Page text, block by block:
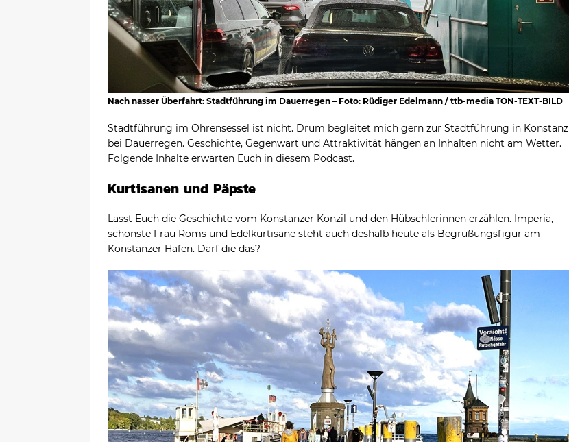
Nach nasser Überfahrt: Stadtführung im Dauerregen – Foto: Rüdiger Edelmann / ttb-media TON-TEXT-BILD
Stadtführung im Ohrensessel ist nicht. Drum begleitet mich gern zur Stadtführung in Konstanz
bei Dauerregen. Geschichte, Gegenwart und Attraktivität hängen an Inhalten nicht am Wetter.
Folgende Inhalte erwarten Euch in diesem Podcast.
Kurtisanen und Päpste
Lasst Euch die Geschichte vom Konstanzer Konzil und den Hübschlerinnen erzählen. Imperia,
schönste Frau Roms und Edelkurtisane steht auch deshalb heute als Begrüßungsfigur am
Konstanzer Hafen. Darf die das?